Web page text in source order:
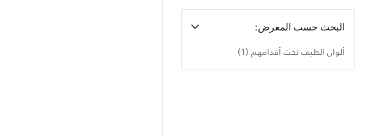
البحث حسب المعرض:
ألوان الطيف تحت أقدامهم (1)